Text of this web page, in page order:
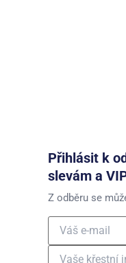
Přihlásit k
slevám a
Z odběru se